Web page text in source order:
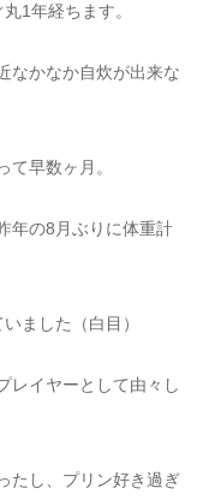
1年経ちます。
なかなか自炊が出来な
て早数ヶ月。
年の8月ぶりに体重計
ました（白目）
レイヤーとして由々し
たし、プリン好き過ぎ